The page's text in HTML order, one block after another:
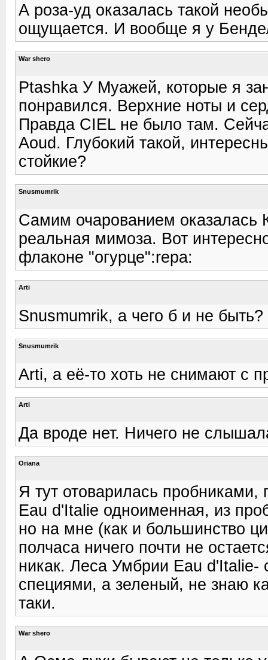
А роза-уд оказалась такой
ощущается. И вообще я у
War shero
Ptashka У Муажей, которые я
понравился. Верхние ноты и
Правда CIEL не было там.
Aoud. Глубокий такой,
стойкие?
Snusmumrik
Самим очарованием оказалась
реальная мимоза. Вот
флаконе "огурце":repa:
Arti
Snusmumrik, а чего б и не быть?
Snusmumrik
Arti, а её-то хоть не снимают с
Arti
Да вроде нет. Ничего не
Oriana
Я тут отоварилась пробниками,
Eau d'Italie одноименная, из
но на мне (как и большинство
полчаса ничего почти не
никак. Леса Умбрии Eau
специями, а зеленый, не знаю
таки.
War shero